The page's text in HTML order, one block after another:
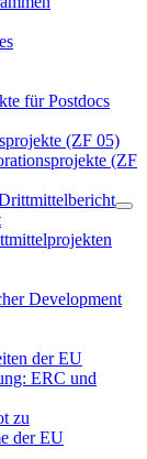
für Postdocs
(ZF 05)
(ZF
Development
der EU
ERC und
zu
der EU